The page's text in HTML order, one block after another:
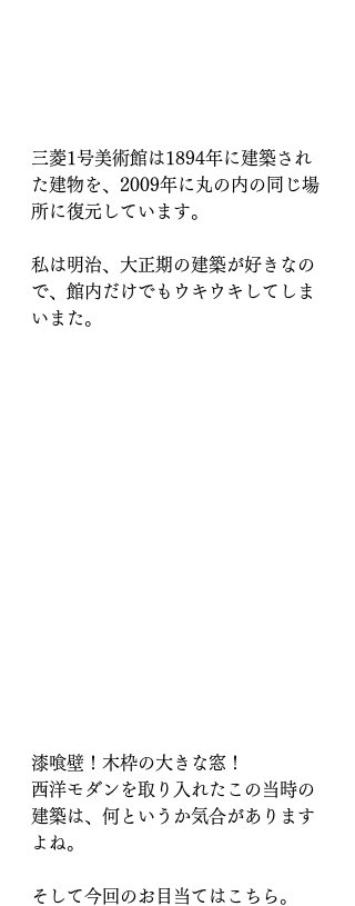
三菱1号美術館は1894年に建築され
た建物を、2009年に丸の内の同じ場
所に復元しています。
私は明治、大正期の建築が好きなの
で、館内だけでもウキウキしてしま
いまた。
漆喰壁！木枠の大きな窓！
西洋モダンを取り入れたこの当時の
建築は、何というか気合があります
よね。
そして今回のお目当てはこちら。